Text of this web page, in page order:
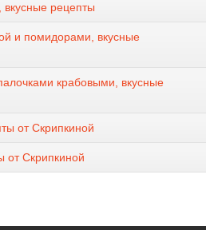
вкусные рецепты
и помидорами, вкусные
крабовыми, вкусные
от Скрипкиной
от Скрипкиной